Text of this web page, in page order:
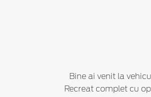
Bine ai venit la
Recreat complet cu